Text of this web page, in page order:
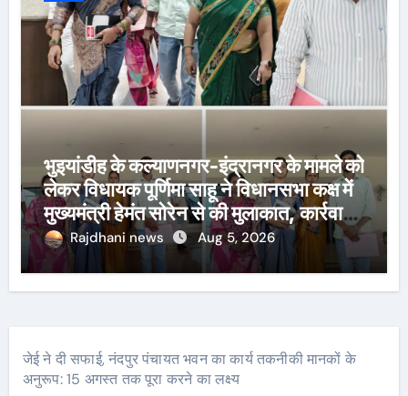
भुइयांडीह के कल्याणनगर-इंद्रानगर के मामले को
लेकर विधायक पूर्णिमा साहू ने विधानसभा कक्ष में
मुख्यमंत्री हेमंत सोरेन से की मुलाकात, कार्रवाई
स्थगित करने व पुनर्वास की रखी मांग, बस्तीवासी
भी रहे मौजूद
Rajdhani news Aug 5, 2026
जेई ने दी सफाई, नंदपुर पंचायत भवन का कार्य तकनीकी मानकों के
अनुरूप: 15 अगस्त तक पूरा करने का लक्ष्य